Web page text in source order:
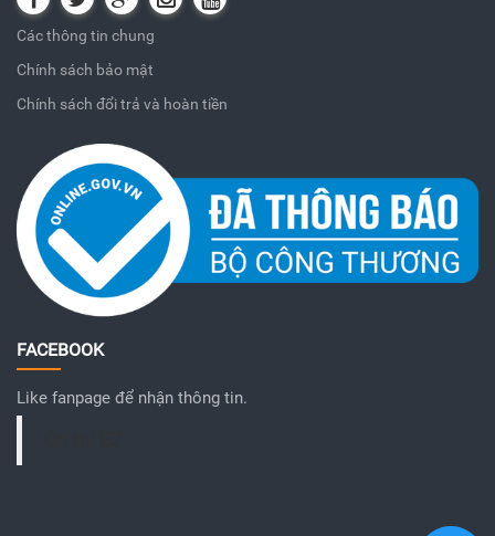
Các thông tin chung
Chính sách bảo mật
Chính sách đổi trả và hoàn tiền
FACEBOOK
Like fanpage để nhận thông tin.